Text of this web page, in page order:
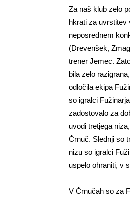
Za naš klub zelo
hkrati za uvrstitev
neposrednem
(Drevenšek,
trener Jemec.
bila zelo
odločila ekipa
so igralci
zadostovalo za
uvodi tretjega
Črnuč. Slednji so
nizu so igralci
uspelo ohraniti, v
V Črnučah so za